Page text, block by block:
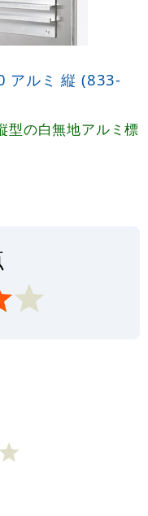
アルミ 縦 (833-
型の白無地アルミ標